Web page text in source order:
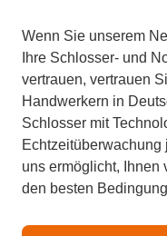
Wenn Sie unserem
Ihre Schlosser- und
vertrauen, vertrauen
Handwerkern in
Schlosser mit
uns ermöglicht, Ihnen
den besten